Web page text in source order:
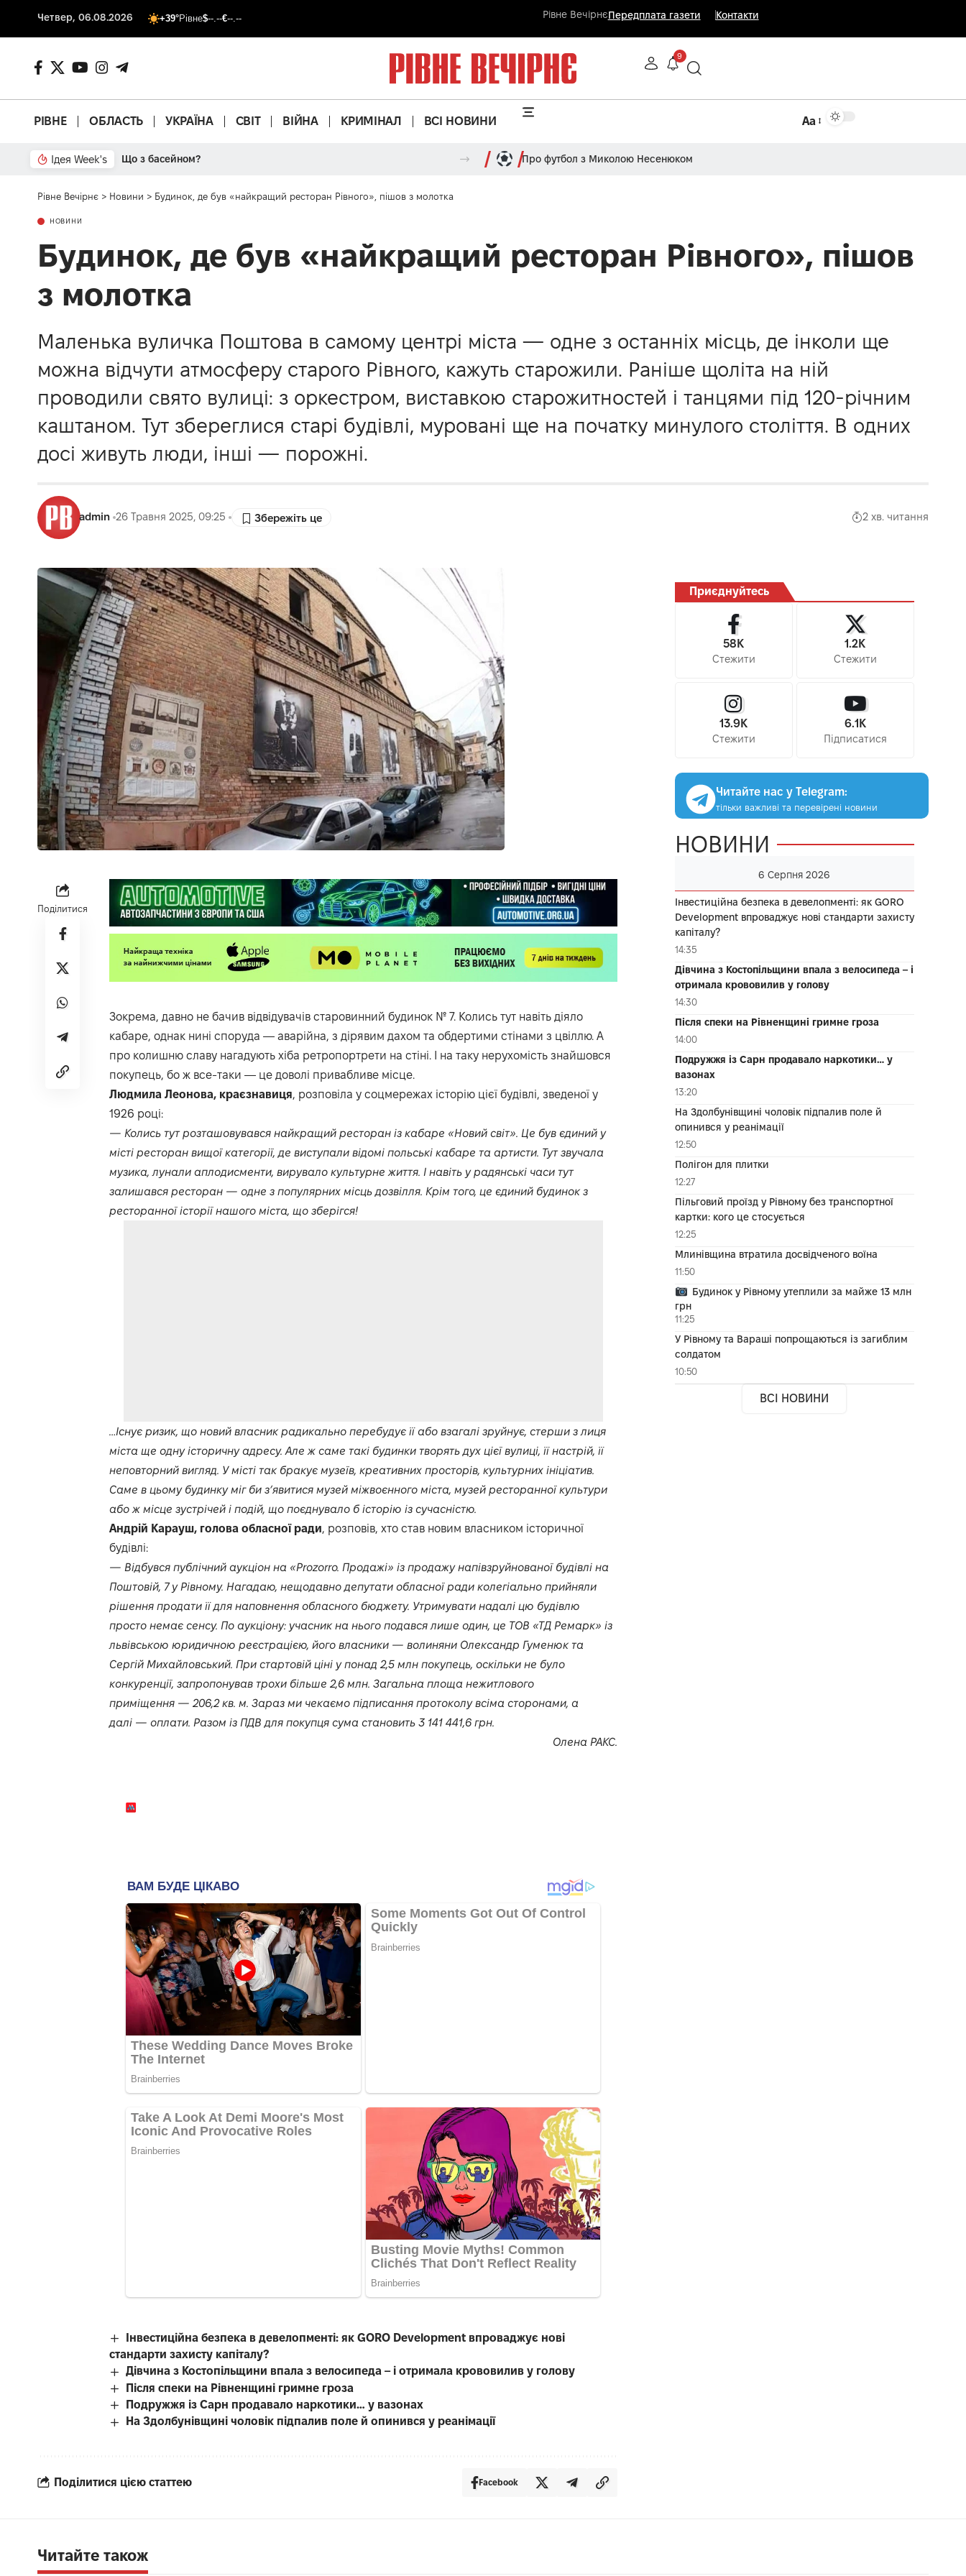
Четвер, 06.08.2026 +39°Рівне$--.--€--.-- Рівне ВечірнєПередплата газети Контакти
9
РІВНЕ ОБЛАСТЬ УКРАЇНА СВІТ ВІЙНА КРИМІНАЛ ВСІ НОВИНИ Аа
Ідея Week's Від паркану до картонки Про футбол з Миколою Несенюком
Рівне Вечірнє > Новини > Будинок, де був «найкращий ресторан Рівного», пішов з молотка
НОВИНИ
Будинок, де був «найкращий ресторан Рівного», пішов
з молотка
Маленька вуличка Поштова в самому центрі міста — одне з останніх місць, де інколи ще
можна відчути атмосферу старого Рівного, кажуть старожили. Раніше щоліта на ній
проводили свято вулиці: з оркестром, виставкою старожитностей і танцями під 120-річним
каштаном. Тут збереглися старі будівлі, муровані ще на початку минулого століття. В одних
досі живуть люди, інші — порожні.
admin 26 Травня 2025, 09:25 2 хв. читання
Поділитися
Зокрема, давно не бачив відвідувачів старовинний будинок № 7. Колись тут навіть діяло
кабаре, однак нині споруда — аварійна, з дірявим дахом та обдертими стінами з цвіллю. А
про колишню славу нагадують хіба ретропортрети на стіні. І на таку нерухомість знайшовся
покупець, бо ж все-таки — це доволі привабливе місце.
Людмила Леонова, краєзнавиця, розповіла у соцмережах історію цієї будівлі, зведеної у
1926 році:
— Колись тут розташовувався найкращий ресторан із кабаре «Новий світ». Це був єдиний у
місті ресторан вищої категорії, де виступали відомі польські кабаре та артисти. Тут звучала
музика, лунали аплодисменти, вирувало культурне життя. І навіть у радянські часи тут
залишався ресторан — одне з популярних місць дозвілля. Крім того, це єдиний будинок з
ресторанної історії нашого міста, що зберігся!
…Існує ризик, що новий власник радикально перебудує її або взагалі зруйнує, стерши з лиця
міста ще одну історичну адресу. Але ж саме такі будинки творять дух цієї вулиці, її настрій, її
неповторний вигляд. У місті так бракує музеїв, креативних просторів, культурних ініціатив.
Саме в цьому будинку міг би з’явитися музей міжвоєнного міста, музей ресторанної культури
або ж місце зустрічей і подій, що поєднувало б історію із сучасністю.
Андрій Карауш, голова обласної ради, розповів, хто став новим власником історичної
будівлі:
— Відбувся публічний аукціон на «Prozorro. Продажі» із продажу напівзруйнованої будівлі на
Поштовій, 7 у Рівному. Нагадаю, нещодавно депутати обласної ради колегіально прийняли
рішення продати її для наповнення обласного бюджету. Утримувати надалі цю будівлю
просто немає сенсу. По аукціону: учасник на нього подався лише один, це ТОВ «ТД Ремарк» із
львівською юридичною реєстрацією, його власники — волиняни Олександр Гуменюк та
Сергій Михайловський. При стартовій ціні у понад 2,5 млн покупець, оскільки не було
конкуренції, запропонував трохи більше 2,6 млн. Загальна площа нежитлового
приміщення — 206,2 кв. м. Зараз ми чекаємо підписання протоколу всіма сторонами, а
далі — оплати. Разом із ПДВ для покупця сума становить 3 141 441,6 грн.
Олена РАКС.
Інвестиційна безпека в девелопменті: як GORO Development впроваджує нові
стандарти захисту капіталу?
Дівчина з Костопільщини впала з велосипеда – і отримала крововилив у голову
Після спеки на Рівненщині гримне гроза
Подружжя із Сарн продавало наркотики… у вазонах
На Здолбунівщині чоловік підпалив поле й опинився у реанімації
Поділитися цією статтею Facebook
Приєднуйтесь
58K
Стежити
1.2K
Стежити
13.9K
Стежити
6.1K
Підписатися
Читайте нас у Telegram:
тільки важливі та перевірені новини
НОВИНИ
6 Серпня 2026
Інвестиційна безпека в девелопменті: як GORO
Development впроваджує нові стандарти захисту
капіталу?
14:35
Дівчина з Костопільщини впала з велосипеда – і
отримала крововилив у голову
14:30
Після спеки на Рівненщині гримне гроза
14:00
Подружжя із Сарн продавало наркотики… у
вазонах
13:20
На Здолбунівщині чоловік підпалив поле й
опинився у реанімації
12:50
Полігон для плитки
12:27
Пільговий проїзд у Рівному без транспортної
картки: кого це стосується
12:25
Млинівщина втратила досвідченого воїна
11:50
Будинок у Рівному утеплили за майже 13 млн
грн
11:25
У Рівному та Вараші попрощаються із загиблим
солдатом
10:50
ВСІ НОВИНИ
Читайте також